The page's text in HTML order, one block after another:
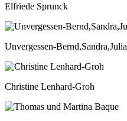
Elfriede Sprunck
Unvergessen-Bernd,Sandra,Julia
Christine Lenhard-Groh